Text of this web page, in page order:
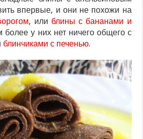
впервые, и они не похожи на
, или блины с бананами и
более у них нет ничего общего с
блинчиками с печенью.